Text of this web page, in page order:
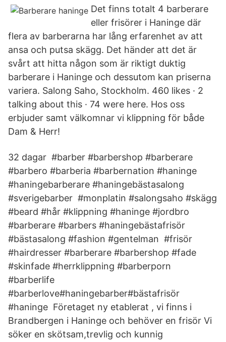
Det finns totalt 4 barberare
eller frisörer i Haninge där
flera av barberarna har lång erfarenhet av att
ansa och putsa skägg. Det händer att det är
svårt att hitta någon som är riktigt duktig
barberare i Haninge och dessutom kan priserna
variera. Salong Saho, Stockholm. 460 likes · 2
talking about this · 74 were here. Hos oss
erbjuder samt välkomnar vi klippning för både
Dam & Herr!
32 dagar #barber #barbershop #barberare
#barbero #barberia #barbernation #haninge
#haningebarberare #haningebästasalong
#sverigebarber #monplatin #salongsaho #skägg
#beard #hår #klippning #haninge #jordbro
#barberare #barbers #haningebästafrisör
#bästasalong #fashion #gentelman #frisör
#hairdresser #barberare #barbershop #fade
#skinfade #herrklippning #barberporn
#barberlife
#barberlove#haningebarber#bästafrisör
#haninge Företaget ny etablerat , vi finns i
Brandbergen i Haninge och behöver en frisör Vi
söker en skötsam,trevlig och kunnig